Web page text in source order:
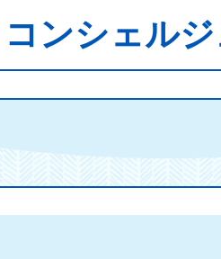
ンシェル